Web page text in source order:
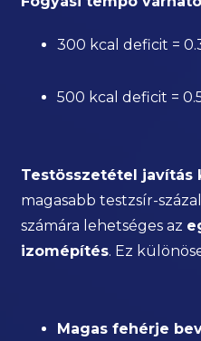
300 kcal deficit =
500 kcal deficit =
Testösszetétel javítás
magasabb testzsír-
számára lehetséges az
izomépítés. Ez
Magas fehérje